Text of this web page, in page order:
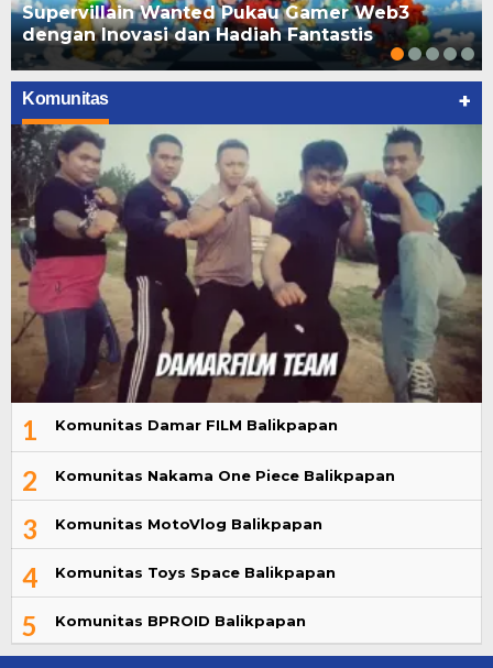
Supervillain Wanted Pukau Gamer Web3
dengan Inovasi dan Hadiah Fantastis
Komunitas +
1 Komunitas Damar FILM Balikpapan
2 Komunitas Nakama One Piece Balikpapan
3 Komunitas MotoVlog Balikpapan
4 Komunitas Toys Space Balikpapan
5 Komunitas BPROID Balikpapan